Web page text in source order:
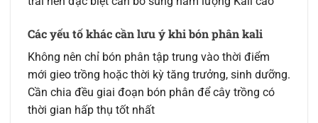
Các yếu tố khác cần lưu ý khi bón phân kali
Không nên chỉ bón phân tập trung vào thời điểm
mới gieo trồng hoặc thời kỳ tăng trưởng, sinh dưỡng.
Cần chia đều giai đoạn bón phân để cây trồng có
thời gian hấp thụ tốt nhất